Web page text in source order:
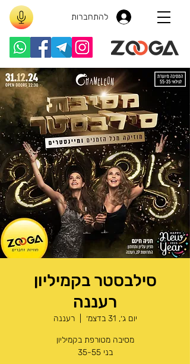
להתחברות
סילבסטר בקמיליון
רעננה
יום ג׳, 31 בדצמ׳
  |
רעננה
בני 35-55